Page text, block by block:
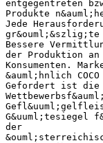
entgegentreten
Produkte
Jede
gr&ouml;&szlig;te
Bessere
der Produktion an
Konsumenten.
&auml;hnlich
Gefordert ist die
G&uuml;tesiegel
der